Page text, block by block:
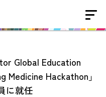
Global Education
Medicine Hackathon」
に就任